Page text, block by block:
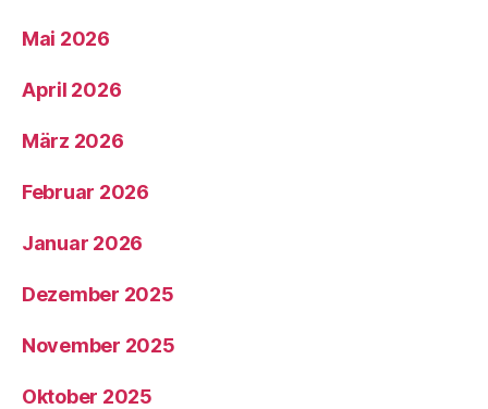
Mai 2026
April 2026
März 2026
Februar 2026
Januar 2026
Dezember 2025
November 2025
Oktober 2025